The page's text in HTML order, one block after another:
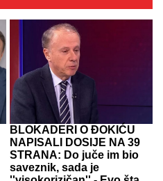
BLOKADERI O ĐOKIĆU
NAPISALI DOSIJE NA 39
STRANA: Do juče im bio
saveznik, sada je